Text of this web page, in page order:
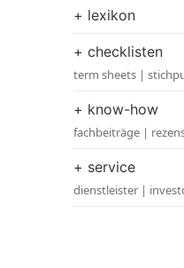
+ lexikon
+ checklisten
term sheets |
+ know-how
fachbeiträge |
+ service
dienstleister |